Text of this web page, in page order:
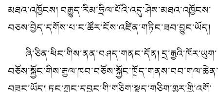
མཐའ་འཁྱོངས། བརྒྱུད་རིམ་ཧྲིལ་པོའི་འདུ་ཤེས་མཐའ་འཁྱོངས་
བཅས་བྱེད་དགོས་པ་ང་ཚོར་ངོས་འཛིན་གཏིང་ཟབ་བྱུང་ཡོད།
ཞི་ཅིན་ཕིང་གིས་ནན་བཤད་གནང་དོན། དྲ་རྒྱའི་ཁོར་ཡུག་
བཅོས་སྐྱོང་གིས་རྒྱལ་ཁབ་བཅོས་སྐྱོང་ཁྲོད་གནས་བབ་གལ་ཆེན་
བཟུང་ཡོད། ཏང་ཀྲུང་དབྱང་གི་གཅིག་སྡུད་གཅིག་གྱུར་གྱི་འགོ་